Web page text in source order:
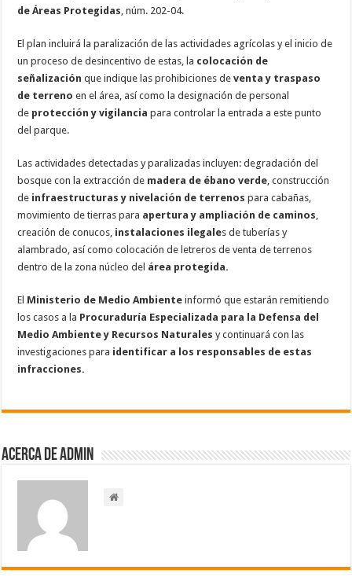
de Áreas Protegidas , núm. 202-04.
El plan incluirá la paralización de las actividades agrícolas y el inicio de
un proceso de desincentivo de estas, la colocación de
señalización que indique las prohibiciones deventa y traspaso
de terreno en el área, así como la designación de personal
de protección y vigilancia para controlar la entrada a este punto
del parque.
Las actividades detectadas y paralizadas incluyen: degradación del
bosque con la extracción de madera de ébano verde , construcción
de infraestructuras y nivelación de terrenos para cabañas,
movimiento de tierras para apertura y ampliación de caminos
creación de conucos, instalaciones ilegales de tuberías y
alambrado, así como colocación de letreros de venta de terrenos
dentro de la zona núcleo del área protegida.
El Ministerio de Medio Ambiente informó que estarán remitiendo
los casos a la Procuraduría Especializada para la Defensa del
Medio Ambiente y Recursos Naturales y continuará con las
investigaciones para identificar a los responsables de estas
infracciones.
Acerca de admin